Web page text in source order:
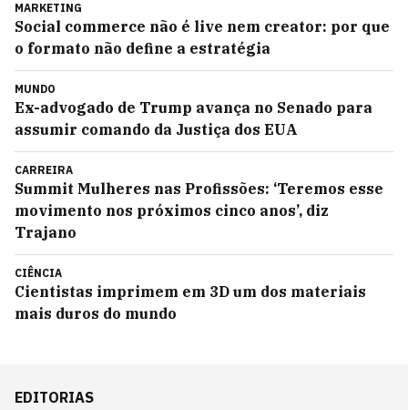
MARKETING
Social commerce não é live nem creator: por que
o formato não define a estratégia
MUNDO
Ex-advogado de Trump avança no Senado para
assumir comando da Justiça dos EUA
CARREIRA
Summit Mulheres nas Profissões: ‘Teremos esse
movimento nos próximos cinco anos’, diz
Trajano
CIÊNCIA
Cientistas imprimem em 3D um dos materiais
mais duros do mundo
EDITORIAS